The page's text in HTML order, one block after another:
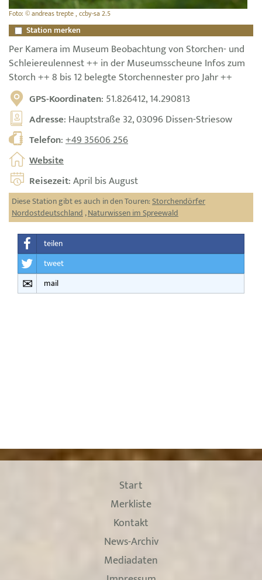
Foto: © andreas trepte , ccby-sa 2.5
Station merken
Per Kamera im Museum Beobachtung von Storchen- und
Schleiereulennest ++ in der Museumsscheune Infos zum
Storch ++ 8 bis 12 belegte Storchennester pro Jahr ++
GPS-Koordinaten: 51.826412, 14.290813
Adresse: Hauptstraße 32, 03096 Dissen-Striesow
Telefon:+49 35606 256
Website
Reisezeit: April bis August
Diese Station gibt es auch in den Touren:Storchendörfer
Nordostdeutschland,Naturwissen im Spreewald
teilen
tweet
mail
Start
Merkliste
Kontakt
News-Archiv
Mediadaten